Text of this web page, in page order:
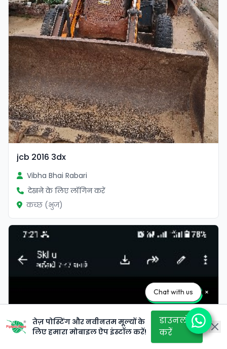
jcb 2016 3dx
Vibha Bhai Rabari
देखने के लिए लॉगिन करें
कच्छ (भुज)
तेज़ पोस्टिंग और नवीनतम मूल्यों के
लिए हमारा मोबाइल ऐप इंस्टॉल करें!
डाउनलोड
करें
Chat with us